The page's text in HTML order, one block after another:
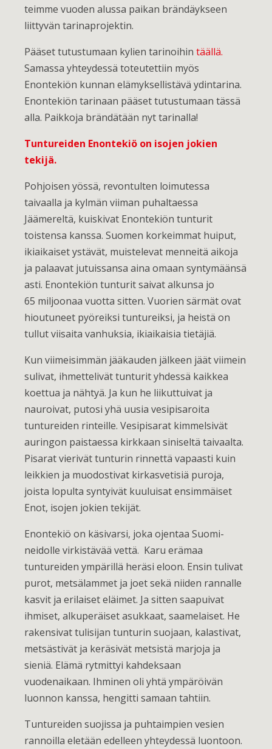
teimme vuoden alussa paikan brändäykseen
liittyvän tarinaprojektin.
Pääset tutustumaan kylien tarinoihin täällä.
Samassa yhteydessä toteutettiin myös
Enontekiön kunnan elämyksellistävä ydintarina.
Enontekiön tarinaan pääset tutustumaan tässä
alla. Paikkoja brändätään nyt tarinalla!
Tuntureiden Enontekiö on isojen jokien
tekijä.
Pohjoisen yössä, revontulten loimutessa
taivaalla ja kylmän viiman puhaltaessa
Jäämereltä, kuiskivat Enontekiön tunturit
toistensa kanssa. Suomen korkeimmat huiput,
ikiaikaiset ystävät, muistelevat menneitä aikoja
ja palaavat jutuissansa aina omaan syntymäänsä
asti. Enontekiön tunturit saivat alkunsa jo
65 miljoonaa vuotta sitten. Vuorien särmät ovat
hioutuneet pyöreiksi tuntureiksi, ja heistä on
tullut viisaita vanhuksia, ikiaikaisia tietäjiä.
Kun viimeisimmän jääkauden jälkeen jäät viimein
sulivat, ihmettelivät tunturit yhdessä kaikkea
koettua ja nähtyä. Ja kun he liikuttuivat ja
nauroivat, putosi yhä uusia vesipisaroita
tuntureiden rinteille. Vesipisarat kimmelsivät
auringon paistaessa kirkkaan siniseltä taivaalta.
Pisarat vierivät tunturin rinnettä vapaasti kuin
leikkien ja muodostivat kirkasvetisiä puroja,
joista lopulta syntyivät kuuluisat ensimmäiset
Enot, isojen jokien tekijät.
Enontekiö on käsivarsi, joka ojentaa Suomi-
neidolle virkistävää vettä. Karu erämaa
tuntureiden ympärillä heräsi eloon. Ensin tulivat
purot, metsälammet ja joet sekä niiden rannalle
kasvit ja erilaiset eläimet. Ja sitten saapuivat
ihmiset, alkuperäiset asukkaat, saamelaiset. He
rakensivat tulisijan tunturin suojaan, kalastivat,
metsästivät ja keräsivät metsistä marjoja ja
sieniä. Elämä rytmittyi kahdeksaan
vuodenaikaan. Ihminen oli yhtä ympäröivän
luonnon kanssa, hengitti samaan tahtiin.
Tuntureiden suojissa ja puhtaimpien vesien
rannoilla eletään edelleen yhteydessä luontoon.